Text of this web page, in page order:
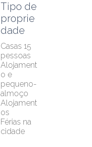
Tipo de
proprie
dade
Casas 15
pessoas
Alojament
o e
pequeno-
almoço
Alojament
os
Férias na
cidade